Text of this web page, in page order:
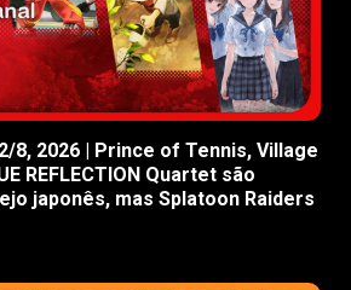
8, 2026 | Prince of Tennis, Village
REFLECTION Quartet são
japonês, mas Splatoon Raiders